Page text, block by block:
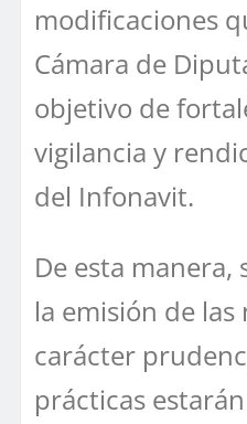
modificaciones
Cámara de
objetivo de
vigilancia y
del Infonavit.
De esta manera,
la emisión de
carácter
prácticas